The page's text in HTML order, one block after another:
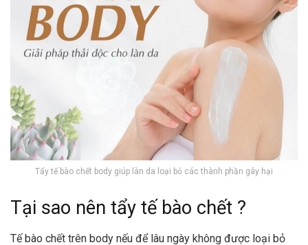
Tẩy tế bào chết body giúp làn da loại bỏ các thành phần gây hại
Tại sao nên tẩy tế bào chết ?
Tế bào chết trên body nếu để lâu ngày không được loại bỏ